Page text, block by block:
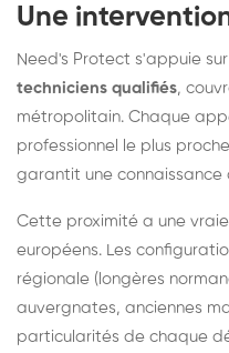
Une
Need's Protect s'appuie
techniciens qualifiés,
métropolitain. Chaque
professionnel le plus
garantit une connaissance
Cette proximité a une
européens. Les
régionale (longères
auvergnates, anciennes
particularités de chaque